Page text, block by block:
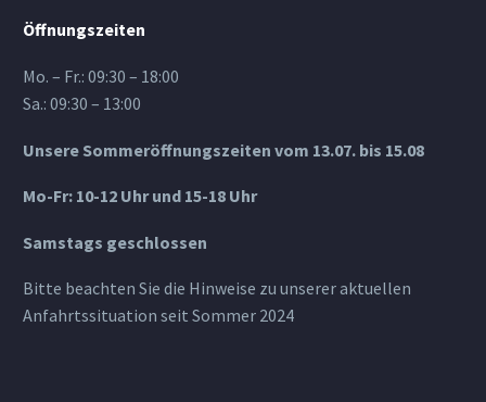
Öffnungszeiten
Mo. – Fr.: 09:30 – 18:00
Sa.: 09:30 – 13:00
Unsere Sommeröffnungszeiten vom 13.07. bis 15.08
Mo-Fr: 10-12 Uhr und 15-18 Uhr
Samstags geschlossen
Bitte beachten Sie die Hinweise zu unserer aktuellen
Anfahrtssituation seit Sommer 2024